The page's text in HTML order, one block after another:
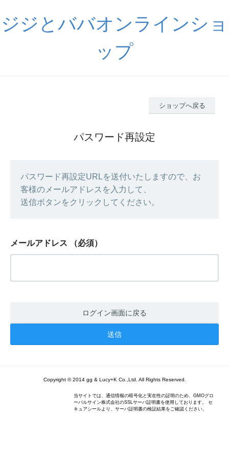
ジジとババオンラインショ
ップ
ショップへ戻る
パスワード再設定
パスワード再設定URLを送付いたしますので、お
客様のメールアドレスを入力して、
送信ボタンをクリックしてください。
メールアドレス （必須）
ログイン画面に戻る
Copyright © 2014 gg & Lucy+K Co.,Ltd. All Rights Reserved.
当サイトでは、通信情報の暗号化と実在性の証明のため、GMOグロ
ーバルサイン株式会社のSSLサーバ証明書を使用しております。 セ
キュアシールより、サーバ証明書の検証結果をご確認ください。